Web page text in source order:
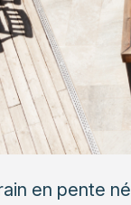
en pente